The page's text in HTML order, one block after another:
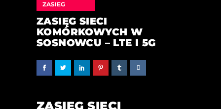
ZASIEG
ZASIĘG SIECI
KOMÓRKOWYCH W
SOSNOWCU – LTE I 5G
ZASIĘG SIECI